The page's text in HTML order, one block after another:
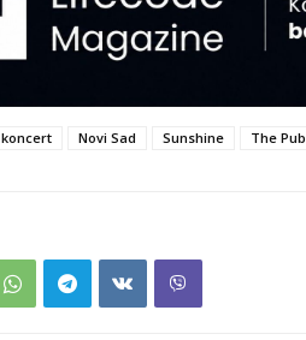
koncert Novi Sad Sunshine The Pub